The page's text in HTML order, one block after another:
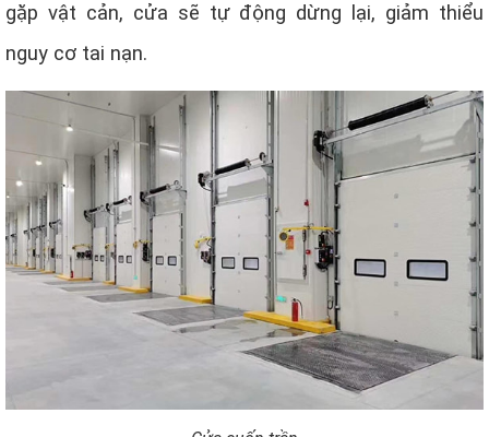
gặp vật cản, cửa sẽ tự động dừng lại, giảm thiểu
nguy cơ tai nạn.